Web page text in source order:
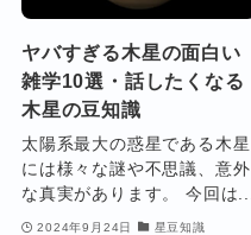
ヤバすぎる木星の面白い
雑学10選・話したくなる
木星の豆知識
太陽系最大の惑星である木星
には様々な謎や不思議、意外
な真実があります。 今回は...
2024年9月24日 星豆知識